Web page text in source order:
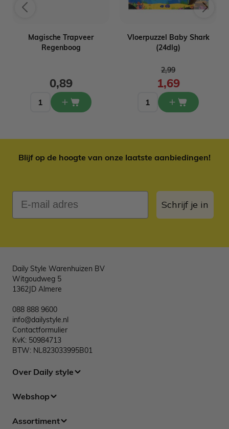
Magische Trapveer
Regenboog
0,89
Vloerpuzzel Baby Shark
(24dlg)
1,69
Normale prijs
2,99
Blijf op de hoogte van onze laatste aanbiedingen!
E-mail adres
Schrijf je in
Daily Style Warenhuizen BV
Witgoudweg 5
1362JD Almere
088 888 9600
info@dailystyle.nl
Contactformulier
KvK: 50984713
BTW: NL823033995B01
Over Daily style
Webshop
Assortiment